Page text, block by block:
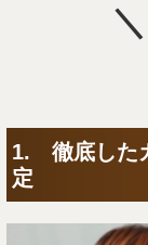
＼
1. 徹底した
定